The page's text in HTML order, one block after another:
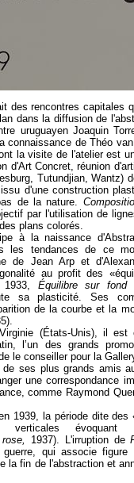
des rencontres capitales
dans la diffusion de
uruguayen Joaquin
connaissance de Théo
la visite de l'atelier est
d'Art Concret, réunion
Tutundjian, Wantz)
d'une construction
de la nature.
par l'utilisation de
plans colorés.
à la naissance
les tendances de ce
de Jean Arp et
au profit des
Équilibre sur fond
sa plasticité. Ses
de la courbe et la
(États-Unis), il est
l’un des grands
le conseiller pour la
de ses plus grands amis
une correspondance
comme Raymond
1939, la période dite des
verticales évoquant
1937). L'irruption de
qui associe figure
la fin de l'abstraction et